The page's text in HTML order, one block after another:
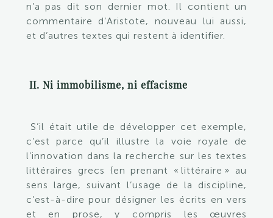
n’a pas dit son dernier mot. Il contient un
commentaire d’Aristote, nouveau lui aussi,
et d’autres textes qui restent à identifier.
II. Ni immobilisme, ni effacisme
S’il était utile de développer cet exemple,
c’est parce qu’il illustre la voie royale de
l’innovation dans la recherche sur les textes
littéraires grecs (en prenant « littéraire » au
sens large, suivant l’usage de la discipline,
c’est-à-dire pour désigner les écrits en vers
et en prose, y compris les œuvres